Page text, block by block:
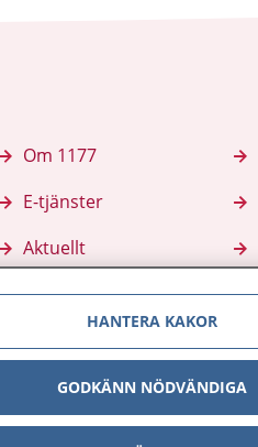
Om 1177
E-tjänster
Aktuellt
HANTERA KAKOR
GODKÄNN NÖDVÄNDIGA